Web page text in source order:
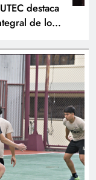
destaca
de los